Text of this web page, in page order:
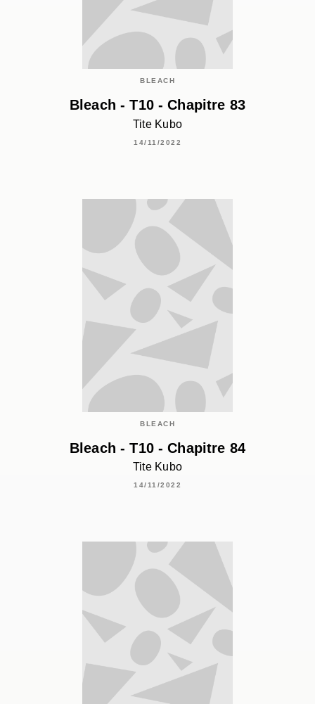
BLEACH
Bleach - T10 - Chapitre 83
Tite Kubo
14/11/2022
BLEACH
Bleach - T10 - Chapitre 84
Tite Kubo
14/11/2022